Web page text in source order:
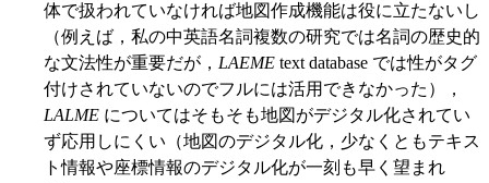
体で扱われていなければ地図作成機能は役に立たないし
（例えば，私の中英語名詞複数の研究では名詞の歴史的
な文法性が重要だが， LAEME text database では性がタグ
付けされていないのでフルには活用できなかった），
LALME についてはそもそも地図がデジタル化されてい
ず応用しにくい（地図のデジタル化，少なくともテキス
ト情報や座標情報のデジタル化が一刻も早く望まれ